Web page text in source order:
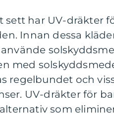
sett har UV-dräkter
Innan dessa
med
regelbundet och
UV-dräkter för
som